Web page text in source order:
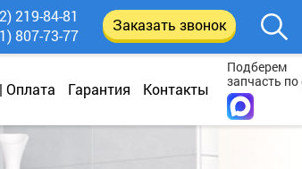
Оплата Гарантия Контакты
Подберем
запчасть
219-84-81
807-73-77
Заказать звонок